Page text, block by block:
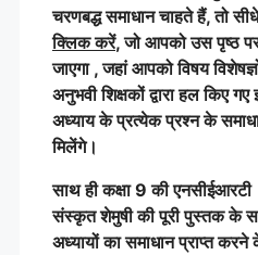
चरणबद्ध समाधान चाहते हैं, तो
क्लिक करें, जो आपको उस पृष्ठ
जाएगा , जहां आपको विषय
अनुभवी शिक्षकों द्वारा हल किए गए
अध्याय के प्रत्येक प्रश्न के
मिलेंगे।
साथ ही कक्षा 9 की एनसीईआरटी
संस्कृत शेमुषीकी पूरी पुस्तक के
अध्यायों का समाधान प्राप्त करने